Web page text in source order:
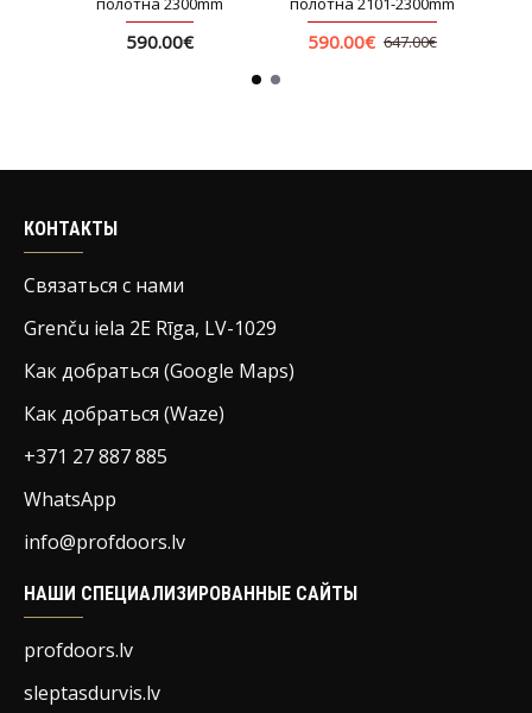
590.00€ 590.00€ 647.00€
КОНТАКТЫ
Связаться с нами
Grenču iela 2E Rīga, LV-1029
Как добраться (Google Maps)
Как добраться (Waze)
+371 27 887 885
WhatsApp
info@profdoors.lv
НАШИ СПЕЦИАЛИЗИРОВАННЫЕ САЙТЫ
profdoors.lv
sleptasdurvis.lv